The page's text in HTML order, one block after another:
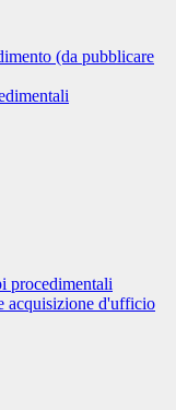
(da pubblicare
procedimentali
acquisizione d'ufficio